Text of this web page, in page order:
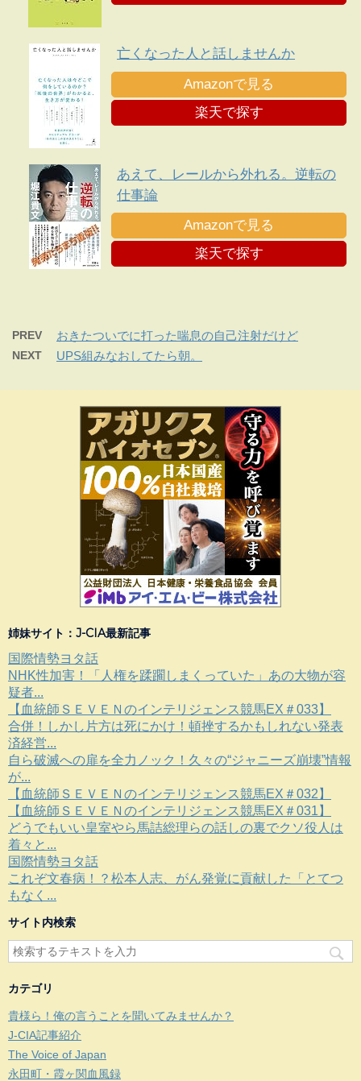
亡くなった人と話しませんか
Amazonで見る
楽天で探す
あえて、レールから外れる。逆転の
仕事論
Amazonで見る
楽天で探す
PREV おきたついでに打った喘息の自己注射だけど
NEXT UPS組みなおしてたら朝。
姉妹サイト：J-CIA最新記事
国際情勢ヨタ話
NHK性加害！「人権を蹂躙しまくっていた」あの大物が容
疑者...
【血統師ＳＥＶＥＮのインテリジェンス競馬EX＃033】
合併！しかし片方は死にかけ！頓挫するかもしれない発表
済経営...
自ら破滅への扉を全力ノック！久々の“ジャニーズ崩壊”情報
が...
【血統師ＳＥＶＥＮのインテリジェンス競馬EX＃032】
【血統師ＳＥＶＥＮのインテリジェンス競馬EX＃031】
どうでもいい皇室やら馬詰総理らの話しの裏でクソ役人は
着々と...
国際情勢ヨタ話
これぞ文春病！？松本人志、がん発覚に貢献した「とてつ
もなく...
サイト内検索
カテゴリ
貴様ら！俺の言うことを聞いてみませんか？
J-CIA記事紹介
The Voice of Japan
永田町・霞ヶ関血風録